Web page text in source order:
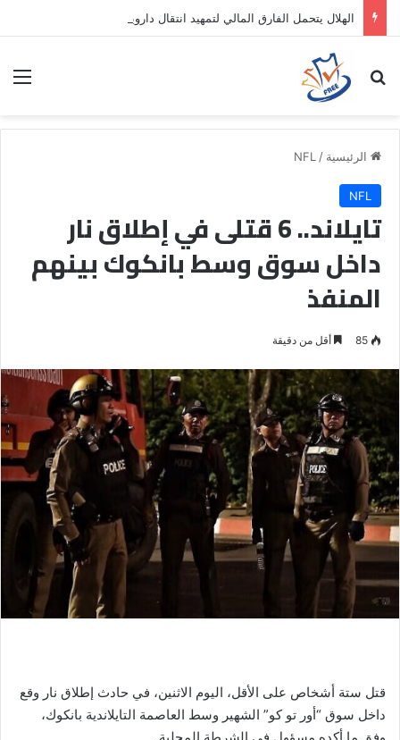
بحث عن
الرئيسية /
NFL
NFL
تايلاند.. 6 قتلى في إطلاق نار
داخل سوق وسط بانكوك بينهم
المنفذ
85 أقل من دقيقة
قتل ستة أشخاص على الأقل، اليوم الاثنين، في حادث إطلاق نار وقع
داخل سوق “أور تو كو” الشهير وسط العاصمة التايلاندية بانكوك،